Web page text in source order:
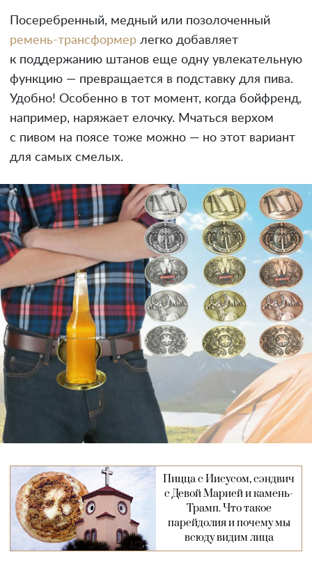
Посеребренный, медный или позолоченный
ремень-трансформер легко добавляет
к поддержанию штанов еще одну увлекательную
функцию — превращается в подставку для пива.
Удобно! Особенно в тот момент, когда бойфренд,
например, наряжает елочку. Мчаться верхом
с пивом на поясе тоже можно — но этот вариант
для самых смелых.
Пицца с Иисусом, сэндвич
с Девой Марией и камень-
Трамп. Что такое
парейдолия и почему мы
всюду видим лица